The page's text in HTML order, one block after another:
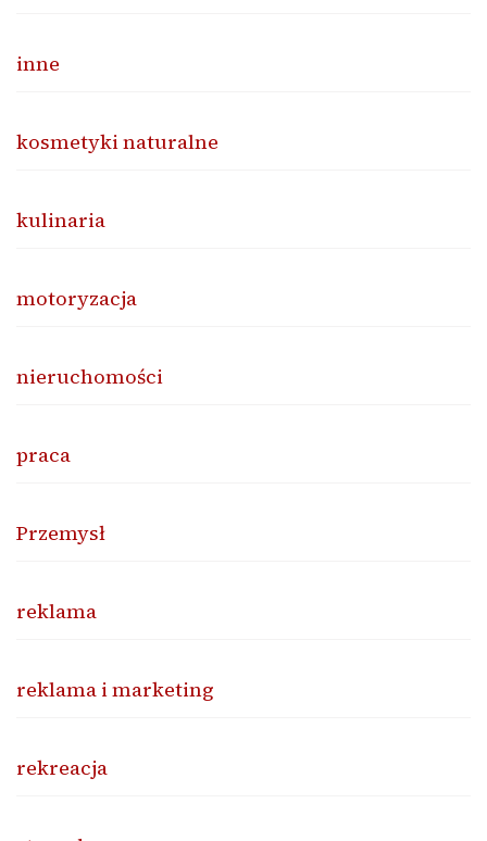
inne
kosmetyki naturalne
kulinaria
motoryzacja
nieruchomości
praca
Przemysł
reklama
reklama i marketing
rekreacja